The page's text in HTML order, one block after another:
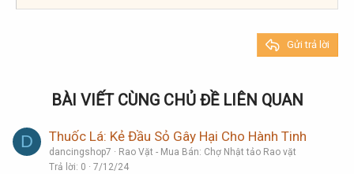
22
Times New Roman
Gửi trả lời
BÀI VIẾT CÙNG CHỦ ĐỀ LIÊN QUAN
D Thuốc Lá: Kẻ Đầu Sỏ Gây Hại Cho Hành Tinh
dancingshop7
Rao Vặt - Mua Bán: Chợ Nhật tảo Rao vặt
Trả lời 0 7/12/24